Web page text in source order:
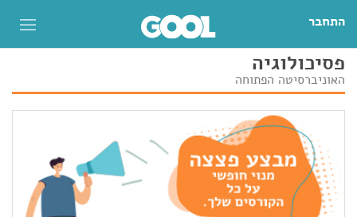
התחבר
פסיכולוגיה
האוניברסיטה הפתוחה